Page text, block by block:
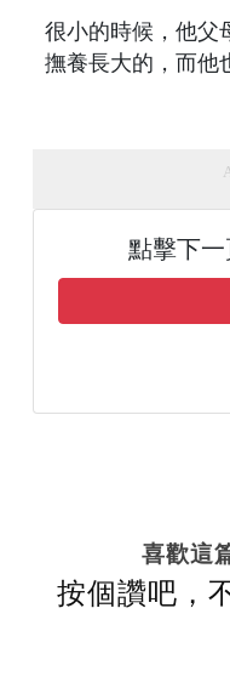
很小的時候，他父
撫養長大的，而他
點擊下
喜歡這
按個讚吧，